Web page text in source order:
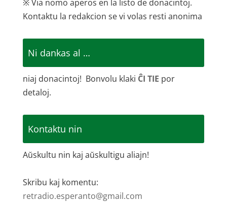
※ Via nomo aperos en la listo de donacintoj.
Kontaktu la redakcion se vi volas resti anonima
Ni dankas al …
niaj donacintoj! Bonvolu klaki ĈI TIE por
detaloj.
Kontaktu nin
Aŭskultu nin kaj aŭskultigu aliajn!
Skribu kaj komentu:
retradio.esperanto@gmail.com